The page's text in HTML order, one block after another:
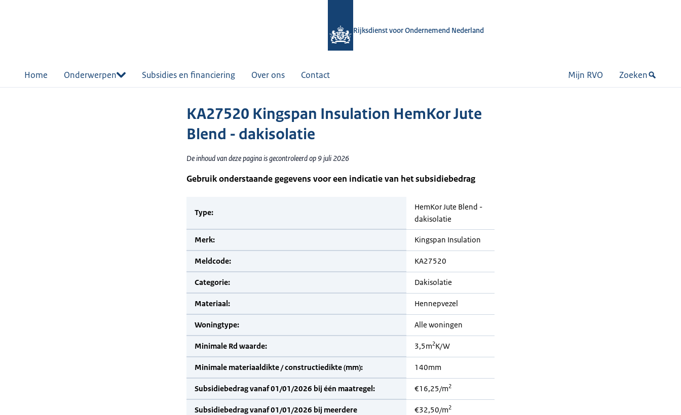
Rijksdienst voor Ondernemend Nederland
Home Onderwerpen Subsidies en financiering Over ons Contact Mijn RVO Zoeken
KA27520 Kingspan Insulation HemKor Jute
Blend - dakisolatie
De inhoud van deze pagina is gecontroleerd op 9 juli 2026
Gebruik onderstaande gegevens voor een indicatie van het subsidiebedrag
Type:
HemKor Jute Blend -
dakisolatie
Merk: Kingspan Insulation
Meldcode: KA27520
Categorie: Dakisolatie
Materiaal: Hennepvezel
Woningtype: Alle woningen
Minimale Rd waarde: 3,5m2K/W
Minimale materiaaldikte / constructiedikte (mm): 140mm
Subsidiebedrag vanaf 01/01/2026 bij één maatregel: €16,25/m2
Subsidiebedrag vanaf 01/01/2026 bij meerdere
€32,50/m2